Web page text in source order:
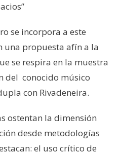
se incorpora a este
una propuesta afín a la
se respira en la muestra
del conocido músico
con Rivadeneira.
ostentan la dimensión
desde metodologías
el uso crítico de